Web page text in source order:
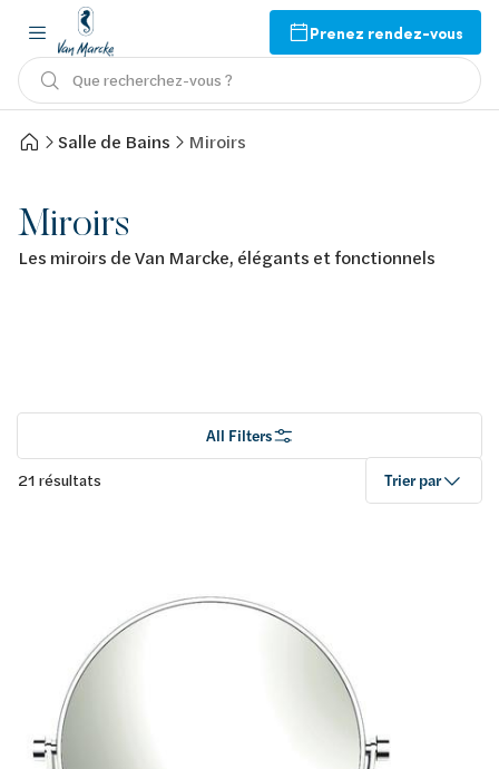
Prenez rendez-vous
Que recherchez-vous ?
Salle de Bains Miroirs
Miroirs
Les miroirs de Van Marcke, élégants et fonctionnels
All Filters
21 résultats Trier par